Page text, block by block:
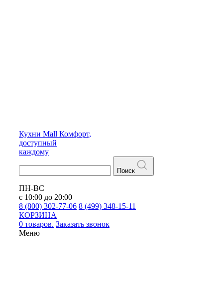
Кухни Mall Комфорт,
доступный
каждому
Поиск
ПН-ВС
с 10:00 до 20:00
8 (800) 302-77-06 8 (499) 348-15-11
КОРЗИНА
0 товаров. Заказать звонок
Меню